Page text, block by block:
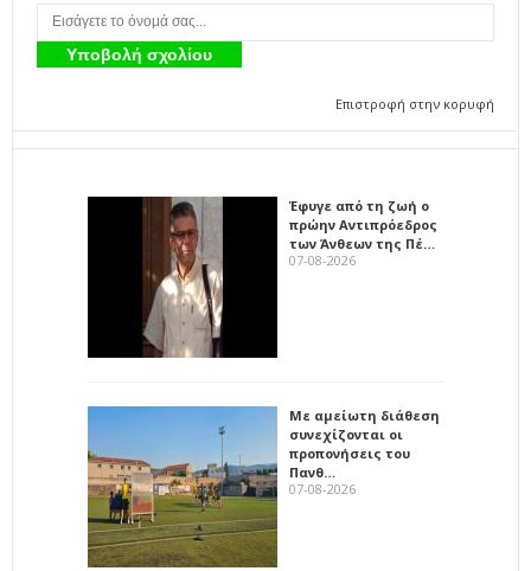
Επιστροφή στην κορυφή
Έφυγε από τη ζωή ο
πρώην Αντιπρόεδρος
των Άνθεων της Πέ…
07-08-2026
Με αμείωτη διάθεση
συνεχίζονται οι
προπονήσεις του
Πανθ…
07-08-2026